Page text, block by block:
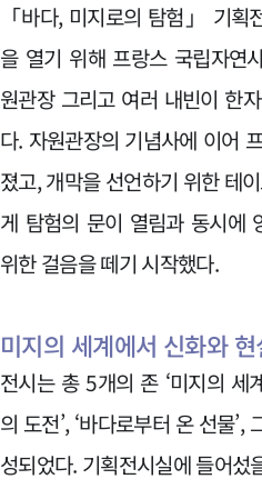
「바다, 미지로의 탐험」 기획
을 열기 위해 프랑스 국립자연
원관장 그리고 여러 내빈이 한
다. 자원관장의 기념사에 이어
졌고, 개막을 선언하기 위한 테
게 탐험의 문이 열림과 동시에
위한 걸음을 떼기 시작했다.
미지의 세계에서 신화와
전시는 총 5개의 존 ‘미지의 세
의 도전’, ‘바다로부터 온 선물’,
성되었다. 기획전시실에 들어섰